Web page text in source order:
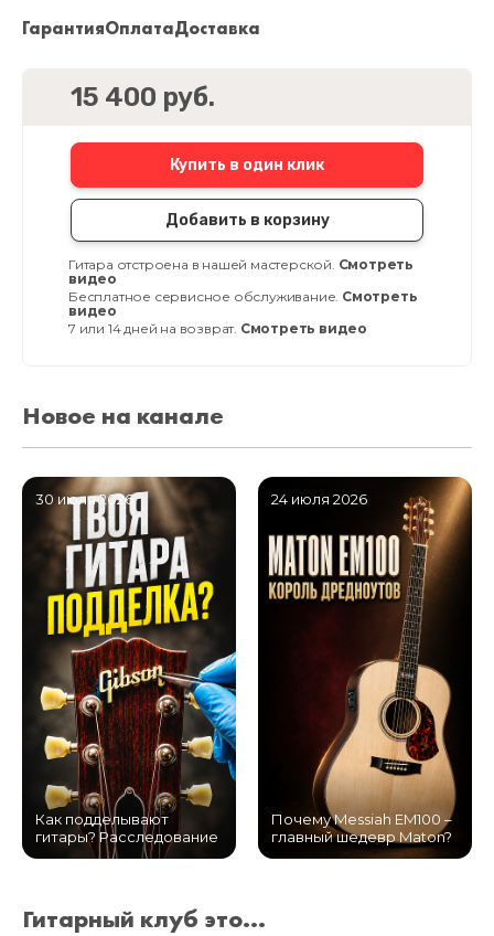
ГарантияОплатаДоставка
15 400 руб.
Купить в один клик
Добавить в корзину
Гитара отстроена в нашей мастерской. Смотреть
видео
Бесплатное сервисное обслуживание. Смотреть
видео
7 или 14 дней на возврат. Смотреть видео
Новое на канале
30 июля 2026
Как подделывают
гитары? Расследование
24 июля 2026
Почему Messiah EM100 –
главный шедевр Maton?
Гитарный клуб это...